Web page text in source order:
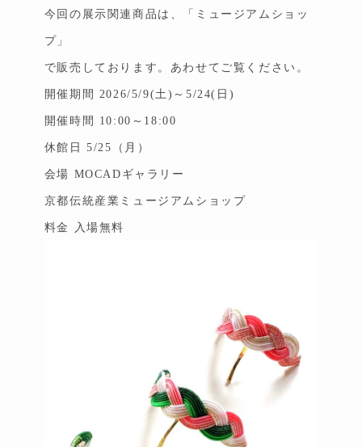
今回の展示関連商品は、「ミュージアムショッ
プ」
で販売しております。あわせてご覧ください。
開催期間 2026/5/9(土)～5/24(日)
開催時間 10:00～18:00
休館日 5/25（月）
会場 MOCADギャラリー
京都伝統産業ミュージアムショップ
料金 入場無料